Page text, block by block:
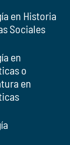
en Historia
Sociales
en
o
en